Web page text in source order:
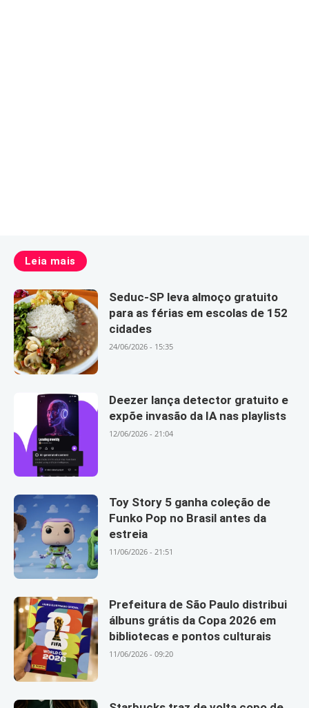
Leia mais
Seduc-SP leva almoço gratuito
para as férias em escolas de 152
cidades
24/06/2026 - 15:35
Deezer lança detector gratuito e
expõe invasão da IA nas playlists
12/06/2026 - 21:04
Toy Story 5 ganha coleção de
Funko Pop no Brasil antes da
estreia
11/06/2026 - 21:51
Prefeitura de São Paulo distribui
álbuns grátis da Copa 2026 em
bibliotecas e pontos culturais
11/06/2026 - 09:20